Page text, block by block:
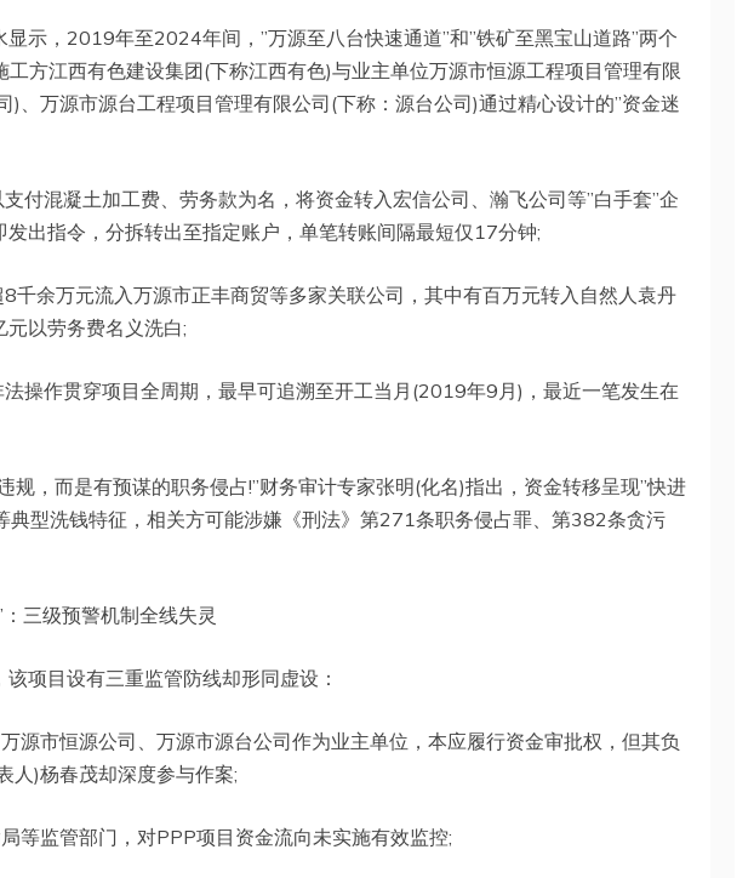
示，2019年至2024年间，”万源至八台快速通道”和”铁矿至黑宝山道路”两个
工方江西有色建设集团(下称江西有色)与业主单位万源市恒源工程项目管理有限
)、万源市源台工程项目管理有限公司(下称：源台公司)通过精心设计的”资金迷
付混凝土加工费、劳务款为名，将资金转入宏信公司、瀚飞公司等”白手套”企
发出指令，分拆转出至指定账户，单笔转账间隔最短仅17分钟;
千余万元流入万源市正丰商贸等多家关联公司，其中有百万元转入自然人袁丹
以劳务费名义洗白;
操作贯穿项目全周期，最早可追溯至开工当月(2019年9月)，最近一笔发生在
规，而是有预谋的职务侵占!”财务审计专家张明(化名)指出，资金转移呈现”快进
典型洗钱特征，相关方可能涉嫌《刑法》第271条职务侵占罪、第382条贪污
三级预警机制全线失灵
项目设有三重监管防线却形同虚设：
源市恒源公司、万源市源台公司作为业主单位，本应履行资金审批权，但其负
人)杨春茂却深度参与作案;
等监管部门，对PPP项目资金流向未实施有效监控;